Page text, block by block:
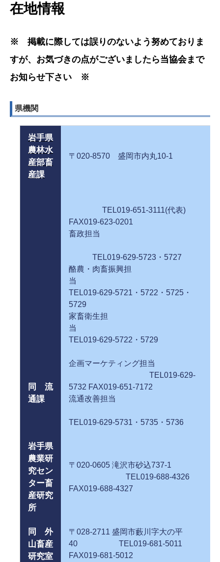
在地情報
※ 掲載に際しては誤りのないよう努めておりま
すが、お気づきの点がございましたら当協会まで
お知らせ下さい ※
県機関
岩手県
農林水
産部畜
産課
〒020-8570 盛岡市内丸10-1
TEL019-651-3111(代表)
FAX019-623-0201
畜政担当
TEL019-629-5723・5727
酪農・肉畜振興担
当
TEL019-629-5721・5722・5725・
5729
家畜衛生担
当
TEL019-629-5722・5729
同 流
通課
企画マーケティング担当
TEL019-629-
5732 FAX019-651-7172
流通改善担当
TEL019-629-5731・5735・5736
岩手県
農業研
究セン
ター畜
産研究
所
〒020-0605 滝沢市砂込737-1
TEL019-688-4326
FAX019-688-4327
同 外
山畜産
研究室
〒028-2711 盛岡市藪川字大の平
40 TEL019-681-5011
FAX019-681-5012